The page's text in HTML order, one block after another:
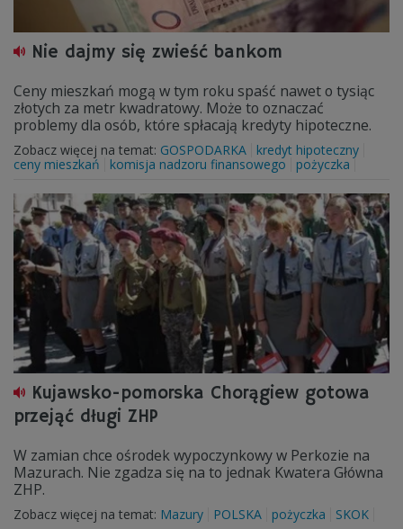
Nie dajmy się zwieść bankom
Ceny mieszkań mogą w tym roku spaść nawet o tysiąc
złotych za metr kwadratowy. Może to oznaczać
problemy dla osób, które spłacają kredyty hipoteczne.
Zobacz więcej na temat: GOSPODARKA
kredyt hipoteczny
ceny mieszkań
komisja nadzoru finansowego pożyczka
Kujawsko-pomorska Chorągiew gotowa
przejąć długi ZHP
W zamian chce ośrodek wypoczynkowy w Perkozie na
Mazurach. Nie zgadza się na to jednak Kwatera Główna
ZHP.
Zobacz więcej na temat: Mazury POLSKA pożyczka SKOK